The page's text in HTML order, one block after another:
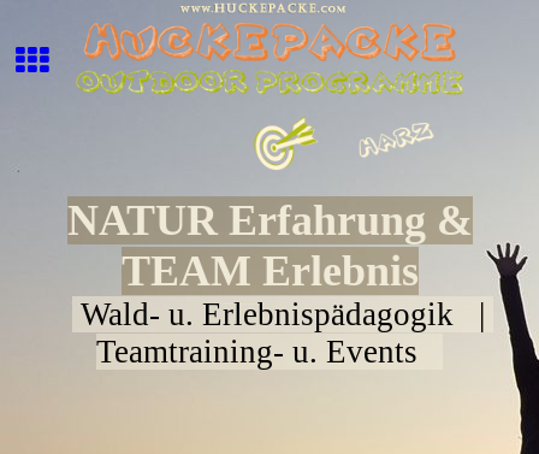
NATUR Erfahrung &
TEAM Erlebnis
Wald- u. Erlebnispädagogik |
Teamtraining- u. Events